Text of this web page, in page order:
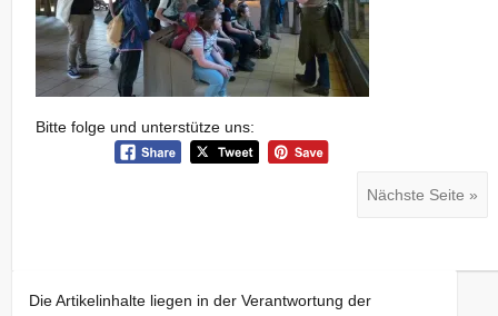
Bitte folge und unterstütze uns:
Nächste Seite »
Die Artikelinhalte liegen in der Verantwortung der